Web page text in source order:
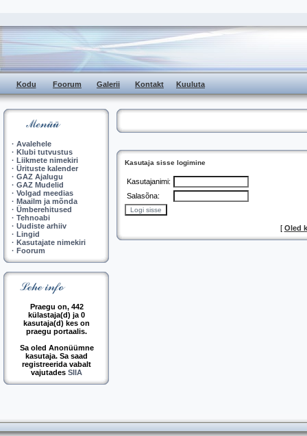
Kodu Foorum Galerii Kontakt Kuuluta
· Avalehele
· Klubi tutvustus
· Liikmete nimekiri
· Ürituste kalender
· GAZ Ajalugu
· GAZ Mudelid
· Volgad meedias
· Maailm ja mõnda
· Ümberehitused
· Tehnoabi
· Uudiste arhiiv
· Lingid
· Kasutajate nimekiri
· Foorum
Praegu on, 442
külastaja(d) ja 0
kasutaja(d) kes on
praegu portaalis.
Sa oled Anonüümne
kasutaja. Sa saad
registreerida vabalt
vajutades SIIA
Kasutaja sisse logimine
Kasutajanimi:
Salasõna:
[ Oled